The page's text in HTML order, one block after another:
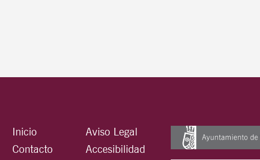
Inicio
Contacto
Aviso Legal
Accesibilidad